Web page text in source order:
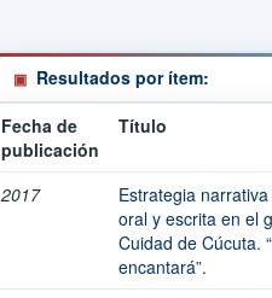
Resultados por ítem:
Fecha de
publicación
Título
2017
Estrategia
oral y escrita en el
Cuidad de Cúcuta.
encantará”.